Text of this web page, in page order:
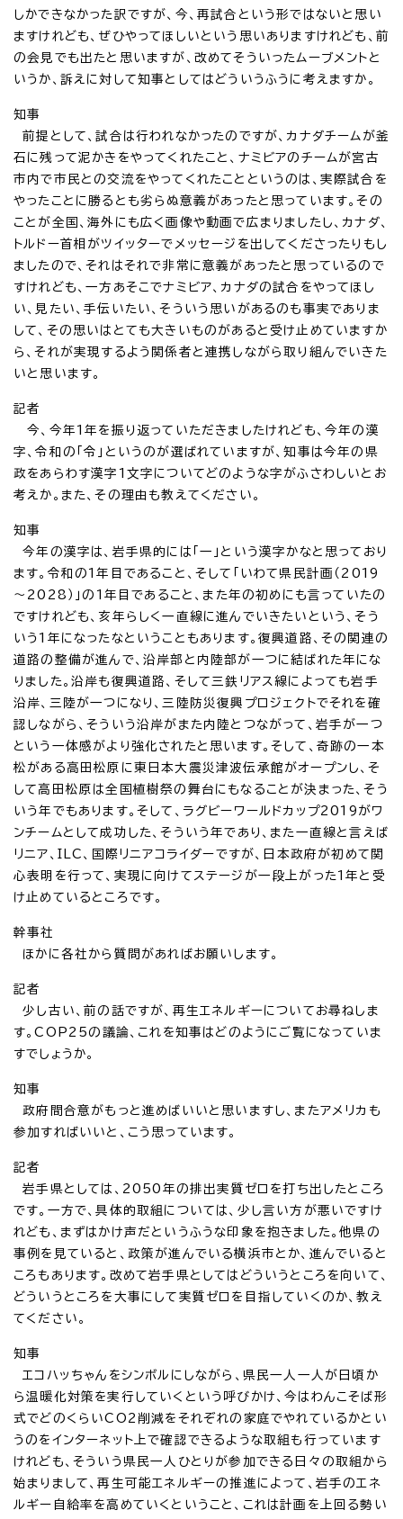
しかできなかった訳ですが、今、再試合という形ではないと思い
ますけれども、ぜひやってほしいという思いありますけれども、前
の会見でも出たと思いますが、改めてそういったムーブメントと
いうか、訴えに対して知事としてはどういうふうに考えますか。
知事
前提として、試合は行われなかったのですが、カナダチームが釜
石に残って泥かきをやってくれたこと、ナミビアのチームが宮古
市内で市民との交流をやってくれたことというのは、実際試合を
やったことに勝るとも劣らぬ意義があったと思っています。その
ことが全国、海外にも広く画像や動画で広まりましたし、カナダ、
トルドー首相がツイッターでメッセージを出してくださったりもし
ましたので、それはそれで非常に意義があったと思っているので
すけれども、一方あそこでナミビア、カナダの試合をやってほし
い、見たい、手伝いたい、そういう思いがあるのも事実でありま
して、その思いはとても大きいものがあると受け止めていますか
ら、それが実現するよう関係者と連携しながら取り組んでいきた
いと思います。
記者
今、今年1年を振り返っていただきましたけれども、今年の漢
字、令和の「令」というのが選ばれていますが、知事は今年の県
政をあらわす漢字1文字についてどのような字がふさわしいとお
考えか。また、その理由も教えてください。
知事
今年の漢字は、岩手県的には「一」という漢字かなと思っており
ます。令和の1年目であること、そして「いわて県民計画（2019
～2028）」の1年目であること、また年の初めにも言っていたの
ですけれども、亥年らしく一直線に進んでいきたいという、そう
いう1年になったなということもあります。復興道路、その関連の
道路の整備が進んで、沿岸部と内陸部が一つに結ばれた年にな
りました。沿岸も復興道路、そして三鉄リアス線によっても岩手
沿岸、三陸が一つになり、三陸防災復興プロジェクトでそれを確
認しながら、そういう沿岸がまた内陸とつながって、岩手が一つ
という一体感がより強化されたと思います。そして、奇跡の一本
松がある高田松原に東日本大震災津波伝承館がオープンし、そ
して高田松原は全国植樹祭の舞台にもなることが決まった、そう
いう年でもあります。そして、ラグビーワールドカップ2019がワ
ンチームとして成功した、そういう年であり、また一直線と言えば
リニア、ILC、国際リニアコライダーですが、日本政府が初めて関
心表明を行って、実現に向けてステージが一段上がった1年と受
け止めているところです。
幹事社
ほかに各社から質問があればお願いします。
記者
少し古い、前の話ですが、再生エネルギーについてお尋ねしま
す。COP25の議論、これを知事はどのようにご覧になっていま
すでしょうか。
知事
政府間合意がもっと進めばいいと思いますし、またアメリカも
参加すればいいと、こう思っています。
記者
岩手県としては、2050年の排出実質ゼロを打ち出したところ
です。一方で、具体的取組については、少し言い方が悪いですけ
れども、まずはかけ声だというふうな印象を抱きました。他県の
事例を見ていると、政策が進んでいる横浜市とか、進んでいると
ころもあります。改めて岩手県としてはどういうところを向いて、
どういうところを大事にして実質ゼロを目指していくのか、教え
てください。
知事
エコハッちゃんをシンボルにしながら、県民一人一人が日頃か
ら温暖化対策を実行していくという呼びかけ、今はわんこそば形
式でどのくらいCO2削減をそれぞれの家庭でやれているかとい
うのをインターネット上で確認できるような取組も行っています
けれども、そういう県民一人ひとりが参加できる日々の取組から
始まりまして、再生可能エネルギーの推進によって、岩手のエネ
ルギー自給率を高めていくということ、これは計画を上回る勢い